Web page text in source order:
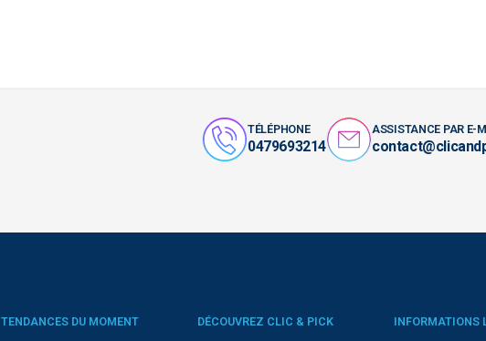
TÉLÉPHONE
0479693214
ASSISTANCE PAR E-
TENDANCES DU MOMENT DÉCOUVREZ CLIC & PICK INFORMATIONS